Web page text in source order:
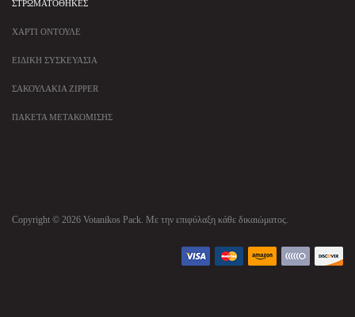
ΣΤΡΩΜΑΤΟΘΉΚΕΣ
ΧΑΡΤΊ ΟΝΤΟΥΛΈ
ΕΙΔΙΚΉ ΣΥΣΚΕΥΑΣΊΑ
ΣΑΚΟΥΛΆΚΙΑ ZIPPER
ΠΑΚΈΤΑ ΜΕΤΑΚΌΜΙΣΗΣ
Copyright © 2026 Votanikos Pack. Με την επιφύλαξη κάθε δικαιώματος.